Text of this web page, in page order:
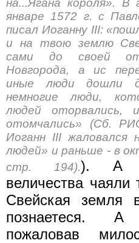
январе 1572 г. с
писал Иоганну III:
и на твою землю
сами до своей
Новгорода, а ис
иные люди дошли
немногие люди,
людей оторвались,
отомчались» (Сб.
Иоганн III жаловался
людей» и раньше - в
стр. 194).). А
величества
Свейская земля
познаетеся.
пожаловав